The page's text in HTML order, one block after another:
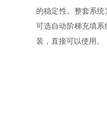
的稳定性。整套系
可选自动阶梯充填
装，直接可以使用。